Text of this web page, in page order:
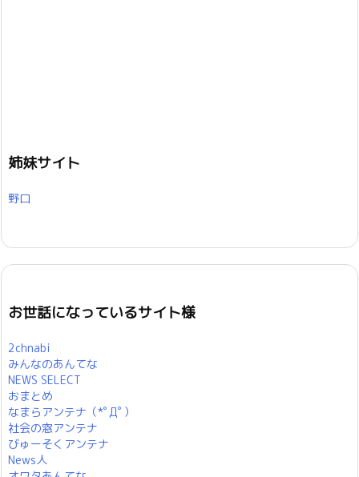
姉妹サイト
野口
お世話になっているサイト様
2chnabi
みんなのあんてな
NEWS SELECT
おまとめ
なまらアンテナ（*ﾟДﾟ）
社会の窓アンテナ
びゅーそくアンテナ
News人